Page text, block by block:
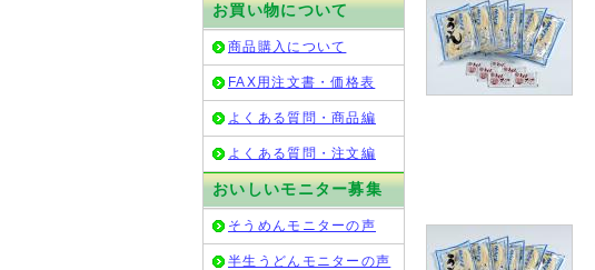
お買い物について
商品購入について
FAX用注文書・価格表
よくある質問・商品編
よくある質問・注文編
おいしいモニター募集
そうめんモニターの声
半生うどんモニターの声